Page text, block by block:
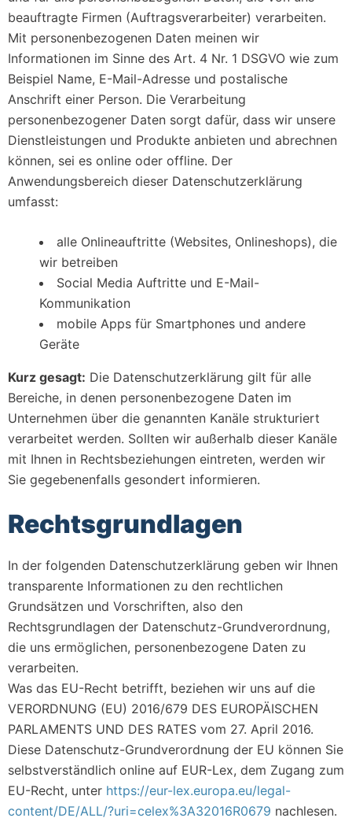
beauftragte Firmen (Auftragsverarbeiter) verarbeiten.
Mit personenbezogenen Daten meinen wir
Informationen im Sinne des Art. 4 Nr. 1 DSGVO wie zum
Beispiel Name, E-Mail-Adresse und postalische
Anschrift einer Person. Die Verarbeitung
personenbezogener Daten sorgt dafür, dass wir unsere
Dienstleistungen und Produkte anbieten und abrechnen
können, sei es online oder offline. Der
Anwendungsbereich dieser Datenschutzerklärung
umfasst:
alle Onlineauftritte (Websites, Onlineshops), die
wir betreiben
Social Media Auftritte und E-Mail-
Kommunikation
mobile Apps für Smartphones und andere
Geräte
Kurz gesagt: Die Datenschutzerklärung gilt für alle
Bereiche, in denen personenbezogene Daten im
Unternehmen über die genannten Kanäle strukturiert
verarbeitet werden. Sollten wir außerhalb dieser Kanäle
mit Ihnen in Rechtsbeziehungen eintreten, werden wir
Sie gegebenenfalls gesondert informieren.
Rechtsgrundlagen
In der folgenden Datenschutzerklärung geben wir Ihnen
transparente Informationen zu den rechtlichen
Grundsätzen und Vorschriften, also den
Rechtsgrundlagen der Datenschutz-Grundverordnung,
die uns ermöglichen, personenbezogene Daten zu
verarbeiten.
Was das EU-Recht betrifft, beziehen wir uns auf die
VERORDNUNG (EU) 2016/679 DES EUROPÄISCHEN
PARLAMENTS UND DES RATES vom 27. April 2016.
Diese Datenschutz-Grundverordnung der EU können Sie
selbstverständlich online auf EUR-Lex, dem Zugang zum
EU-Recht, unter https://eur-lex.europa.eu/legal-
content/DE/ALL/?uri=celex%3A32016R0679 nachlesen.